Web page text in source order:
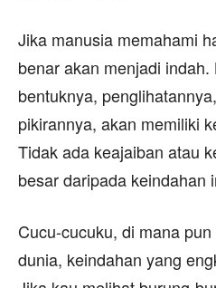
Jika manusia memahami
benar akan menjadi
bentuknya,
pikirannya, akan memiliki
Tidak ada keajaiban atau
besar daripada keindahan
Cucu-cucuku, di mana
dunia, keindahan yang